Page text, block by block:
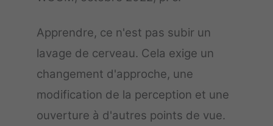
Apprendre, ce n'est pas subir un
lavage de cerveau. Cela exige un
changement d'approche, une
modification de la perception et une
ouverture à d'autres points de vue.